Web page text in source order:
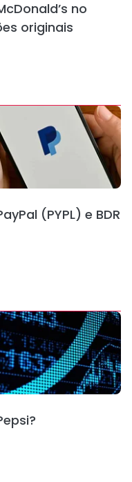
no
originais
(PYPL) e BDR